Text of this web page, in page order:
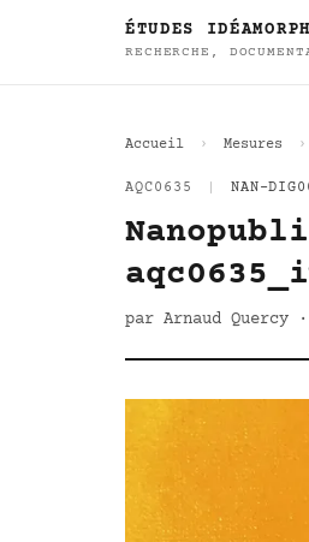
ÉTUDES
RECHERCHE,
Accueil Mesures
AQC0635 NAN-
par Arnaud Quercy